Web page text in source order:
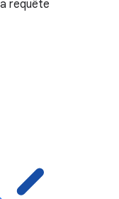
requête